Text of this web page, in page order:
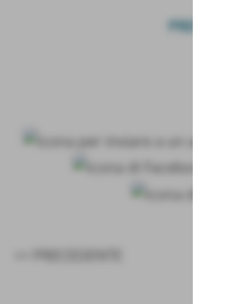
PRENOTA